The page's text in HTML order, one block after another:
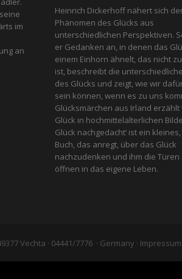
im
an
Heinrich Dickerhoff nähert sich
Phänomen des Glücks aus
unterschiedlichen Perspektiven.
er Gedanken an, in denen das
einem Einhorn ähnelt, das nicht
ist, beschreibt die
des Glücks und zeigt, wie wir
sein können, wenn es zu uns
Glücksmärchen aus Irland erzählt
Glück in hochmittelalterlichen
Glück nachgedacht‘ ist ein
Buch, das anregt, über das Glück
nachzudenken und ihm die Türen
öffnen in das eigene Leben.
Vechta · 04441/7776 · Germany · Impressum